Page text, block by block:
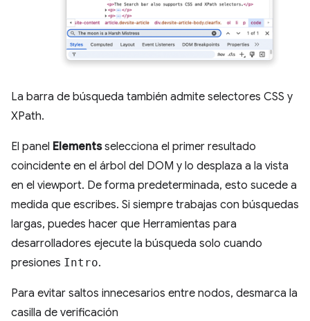
La barra de búsqueda también admite selectores CSS y
XPath.
El panel Elementsselecciona el primer resultado
coincidente en el árbol del DOM y lo desplaza a la vista
en el viewport. De forma predeterminada, esto sucede a
medida que escribes. Si siempre trabajas con búsquedas
largas, puedes hacer que Herramientas para
desarrolladores ejecute la búsqueda solo cuando
presiones Intro.
Para evitar saltos innecesarios entre nodos, desmarca la
casilla de verificación